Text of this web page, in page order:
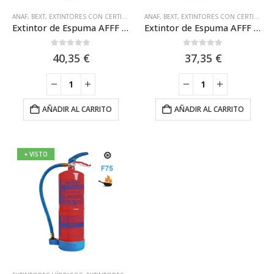
ANAF, BEXT, EXTINTORES CON CERTIFICACIÓN MARINA MED ,H. ESTANDAR 6L,H.
Extintor de Espuma AFFF de 6L con Casco de Aluminio Anaf FS6-LHF
40,35 €
AÑADIR AL CARRITO
ANAF, BEXT, EXTINTORES CON CERTIFICACIÓN MARINA MED
Extintor de Espuma AFFF de 6L Eficacia 27A-233B Anaf FS6-LH
37,35 €
AÑADIR AL CARRITO
+ VISTO